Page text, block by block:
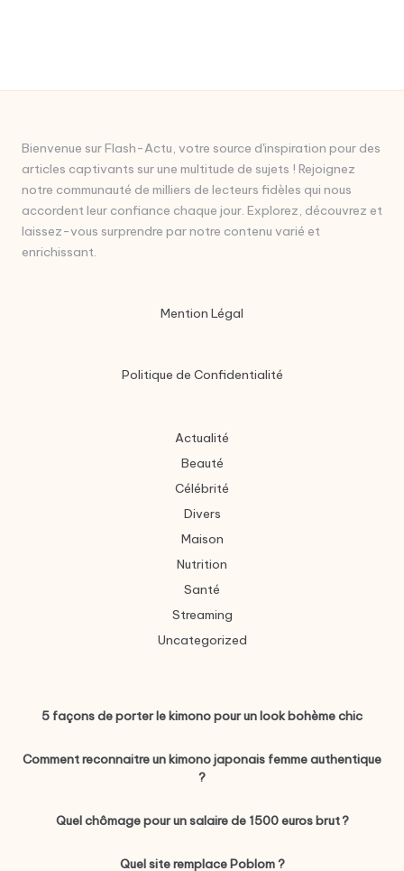
Bienvenue sur Flash-Actu, votre source d'inspiration pour des
articles captivants sur une multitude de sujets ! Rejoignez
notre communauté de milliers de lecteurs fidèles qui nous
accordent leur confiance chaque jour. Explorez, découvrez et
laissez-vous surprendre par notre contenu varié et
enrichissant.
Mention Légal
Politique de Confidentialité
Actualité
Beauté
Célébrité
Divers
Maison
Nutrition
Santé
Streaming
Uncategorized
5 façons de porter le kimono pour un look bohème chic
Comment reconnaitre un kimono japonais femme authentique
?
Quel chômage pour un salaire de 1500 euros brut ?
Quel site remplace Poblom ?